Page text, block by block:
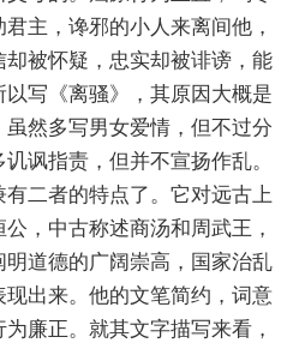
主，谗邪的小人来离间他，
被怀疑，忠实却被诽谤，能
写《离骚》，其原因大概是
然多写男女爱情，但不过分
讽指责，但并不宣扬作乱。
二者的特点了。它对远古上
，中古称述商汤和周武王，
道德的广阔崇高，国家治乱
出来。他的文笔简约，词意
廉正。就其文字描写来看，